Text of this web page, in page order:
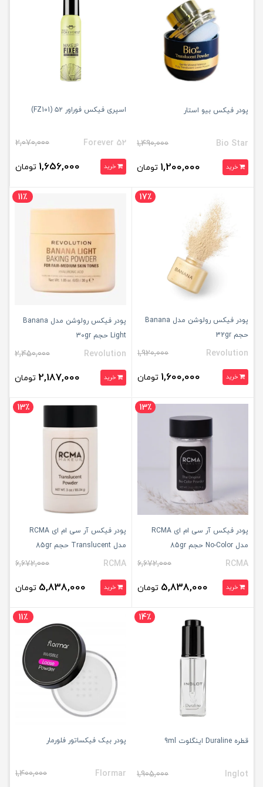
پودر فیکس بیو استار
Bio Star
1,490,000
خرید 1,200,000 تومان
اسپری فیکس فوراور ۵۲ (FZ101)
Forever 52
2,070,000
خرید 1,656,000 تومان
17٪
پودر فیکس رولوشن مدل Banana
حجم 32gr
Revolution
1,920,000
خرید 1,600,000 تومان
11٪
پودر فیکس رولوشن مدل Banana
Light حجم 30gr
Revolution
2,450,000
خرید 2,187,000 تومان
13٪
پودر فیکس آر سی ام ای RCMA
مدل No-Color حجم 85gr
RCMA
6,672,000
خرید 5,838,000 تومان
13٪
پودر فیکس آر سی ام ای RCMA
مدل Translucent حجم 85gr
RCMA
6,672,000
خرید 5,838,000 تومان
14٪
قطره Duraline اینگلوت 9ml
Inglot
1,905,000
11٪
پودر بیک فیکساتور فلورمار
Flormar
1,400,000